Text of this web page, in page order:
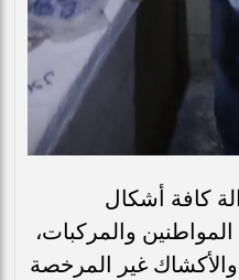
كافة أشكال
والمركبات،
والأكشاك غير المرخصة